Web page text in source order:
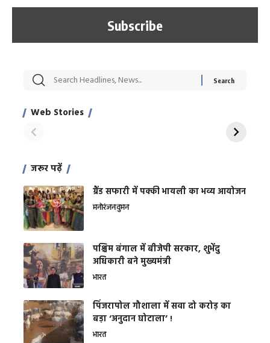
Web Stories
सट्टेबाजी में अरेस्ट हुए
साहिल खान
रोज एक कच्चे लहसुन
जरूर पढ़ें
ग्रैंड सफारी में पक्की भायली का भव्य आयोजन
मनोरंजनवुमन
पश्चिम बंगाल में बीजेपी सरकार, शुभेंदु
अधिकारी बने मुख्यमंत्री
भारत
​पिंजरापोल गौशाला में सवा दो करोड़ का
बड़ा ‘अनुदान घोटाला’ !
भारत